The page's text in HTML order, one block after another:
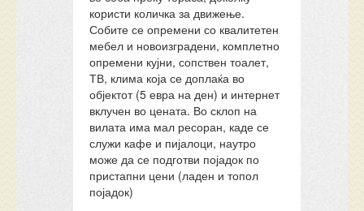
користи количка за движење.
Собите се опремени со квалитетен
мебел и новоизградени, комплетно
опремени кујни, сопствен тоалет,
ТВ, клима која се доплаќа во
објектот (5 евра на ден) и интернет
вклучен во цената. Во склоп на
вилата има мал ресоран, каде се
служи кафе и пијалоци, наутро
може да се подготви појадок по
пристапни цени (ладен и топол
појадок)